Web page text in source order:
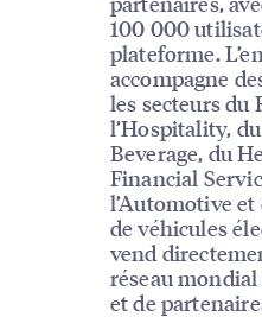
100 000
plateforme.
accompagne
les secteurs du
l’Hospitality,
Beverage, du
Financial
l’Automotive et
de véhicules
vend
réseau
et de